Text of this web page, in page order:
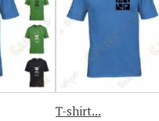
T-shirt...